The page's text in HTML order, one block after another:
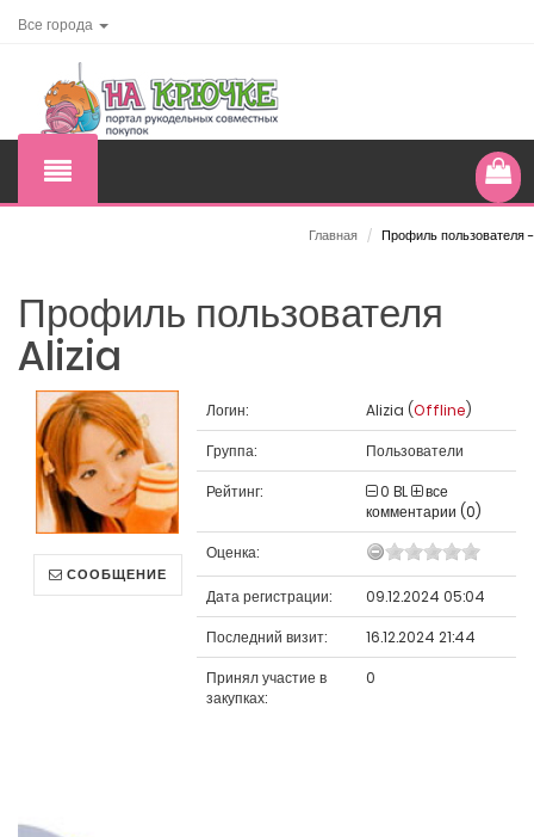
Все города
Главная / Профиль пользователя -
Профиль пользователя
Alizia
СООБЩЕНИЕ
Логин: Alizia (Offline)
Группа:
Пользователи
Рейтинг:
0 BL
все
комментарии (0)
Оценка:
Дата регистрации:
09.12.2024 05:04
Последний визит:
16.12.2024 21:44
Принял участие в
закупках:
0